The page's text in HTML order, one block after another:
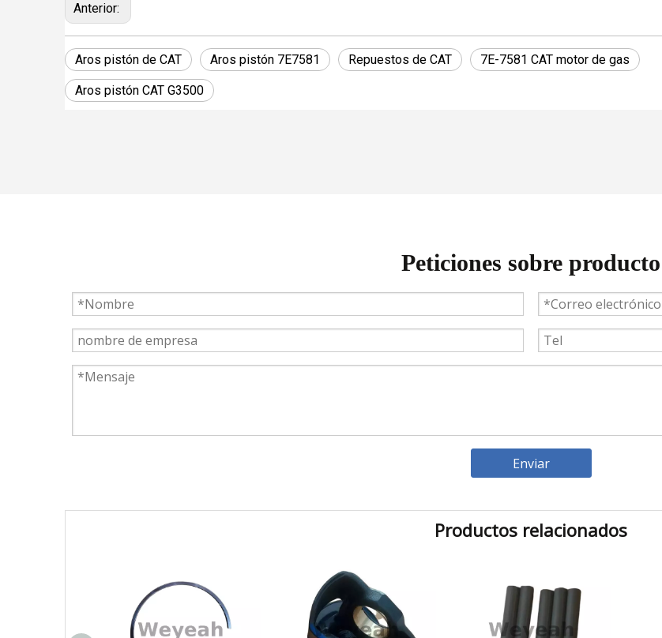
Anterior:
Aros pistón de CAT Aros pistón 7E7581 Repuestos de CAT 7E-7581 CAT motor de gas
Aros pistón CAT G3500
Peticiones sobre producto
Enviar
Productos relacionados